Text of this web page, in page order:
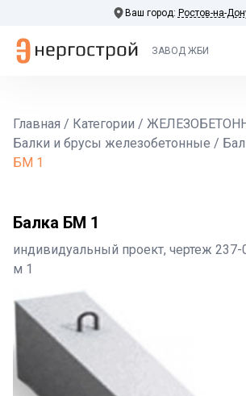
Ваш город: Ростов-на-
ЗАВОД ЖБИ
Главная / Категории /
Балки и брусы железобетонные /
БМ 1
Балка БМ 1
индивидуальный проект, чертеж
м 1